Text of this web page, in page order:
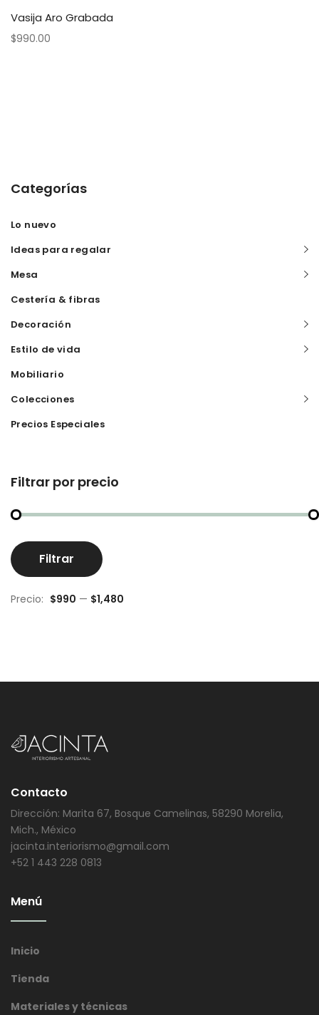
Vasija Aro Grabada
$990.00
Categorías
Lo nuevo
Ideas para regalar
Mesa
Cestería & fibras
Decoración
Estilo de vida
Mobiliario
Colecciones
Precios Especiales
Filtrar por precio
Filtrar
Precio: $990 — $1,480
Contacto
Dirección: Marita 67, Bosque Camelinas, 58290 Morelia,
Mich., México
jacinta.interiorismo@gmail.com
+52 1 443 228 0813
Menú
Inicio
Tienda
Materiales y técnicas